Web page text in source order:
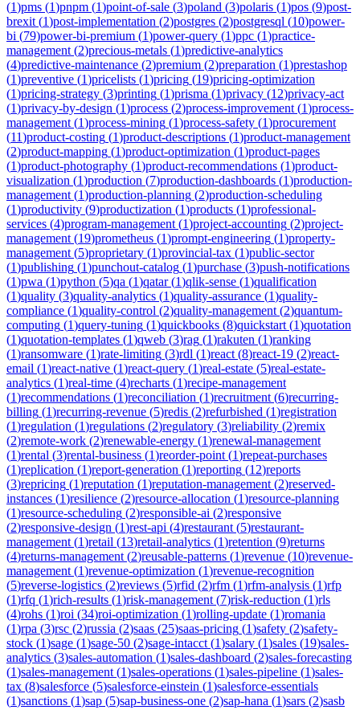
(1)pms (1)pnpm (1)point-of-sale (3)poland (3)polaris (1)pos (9)post-
brexit (1)post-implementation (2)postgres (2)postgresql (10)power-
bi (79)power-bi-premium (1)power-query (1)ppc (1)practice-
management (2)precious-metals (1)predictive-analytics
(4)predictive-maintenance (2)premium (2)preparation (1)prestashop
(1)preventive (1)pricelists (1)pricing (19)pricing-optimization
(1)pricing-strategy (3)printing (1)prisma (1)privacy (12)privacy-act
(1)privacy-by-design (1)process (2)process-improvement (1)process-
management (1)process-mining (1)process-safety (1)procurement
(11)product-costing (1)product-descriptions (1)product-management
(2)product-mapping (1)product-optimization (1)product-pages
(1)product-photography (1)product-recommendations (1)product-
visualization (1)production (7)production-dashboards (1)production-
management (1)production-planning (2)production-scheduling
(1)productivity (9)productization (1)products (1)professional-
services (4)program-management (1)project-accounting (2)project-
management (19)prometheus (1)prompt-engineering (1)property-
management (5)proprietary (1)provincial-tax (1)public-sector
(1)publishing (1)punchout-catalog (1)purchase (3)push-notifications
(1)pwa (1)python (5)qa (1)qatar(1)qlik-sense (1)qualification
(1)quality (3)quality-analytics (1)quality-assurance (1)quality-
compliance (1)quality-control (2)quality-management (2)quantum-
computing (1)query-tuning (1)quickbooks (8)quickstart (1)quotation
(1)quotation-templates (1)qweb (3)rag (1)rakuten (1)ranking
(1)ransomware (1)rate-limiting (3)rdl (1)react (8)react-19 (2)react-
email (1)react-native (1)react-query (1)real-estate (5)real-estate-
analytics (1)real-time (4)recharts (1)recipe-management
(1)recommendations (1)reconciliation (1)recruitment (6)recurring-
billing (1)recurring-revenue (5)redis (2)refurbished (1)registration
(1)regulation (1)regulations (2)regulatory (3)reliability (2)remix
(2)remote-work (2)renewable-energy (1)renewal-management
(1)rental (3)rental-business (1)reorder-point (1)repeat-purchases
(1)replication (1)report-generation (1)reporting (12)reports
(3)repricing (1)reputation (1)reputation-management (2)reserved-
instances (1)resilience (2)resource-allocation (1)resource-planning
(1)resource-scheduling (2)responsible-ai (2)responsive
(2)responsive-design (1)rest-api (4)restaurant (5)restaurant-
management (1)retail (13)retail-analytics (1)retention (9)returns
(4)returns-management (2)reusable-patterns (1)revenue (10)revenue-
management (1)revenue-optimization (1)revenue-recognition
(5)reverse-logistics (2)reviews (5)rfid (2)rfm (1)rfm-analysis (1)rfp
(1)rfq (1)rich-results (1)risk-management (7)risk-reduction (1)rls
(4)rohs (1)roi (34)roi-optimization (1)rolling-update (1)romania
(1)rpa (3)rsc (2)russia (2)saas (25)saas-pricing (1)safety (2)safety-
stock (1)sage (1)sage-50 (2)sage-intacct (1)salary (1)sales (19)sales-
analytics (3)sales-automation (1)sales-dashboard (2)sales-forecasting
(1)sales-management (1)sales-operations (1)sales-pipeline (1)sales-
tax (8)salesforce (5)salesforce-einstein (1)salesforce-essentials
(1)sanctions (1)sap (5)sap-business-one (2)sap-hana (1)sars (2)sasb